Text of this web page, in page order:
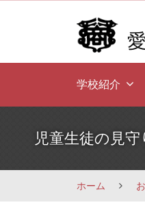
学校紹介
児童生徒の見
ホーム